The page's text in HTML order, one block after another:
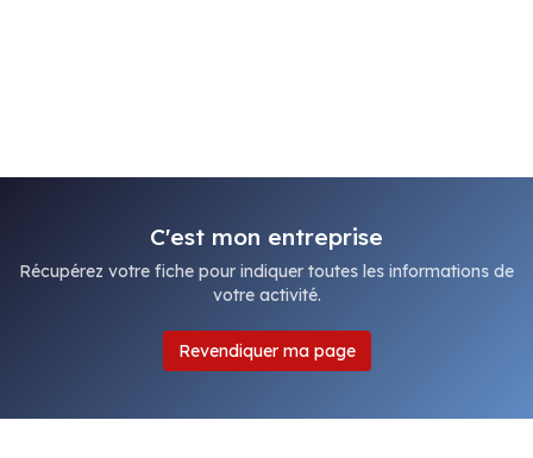
C'est mon entreprise
Récupérez votre fiche pour indiquer toutes les informations de
votre activité.
Revendiquer ma page